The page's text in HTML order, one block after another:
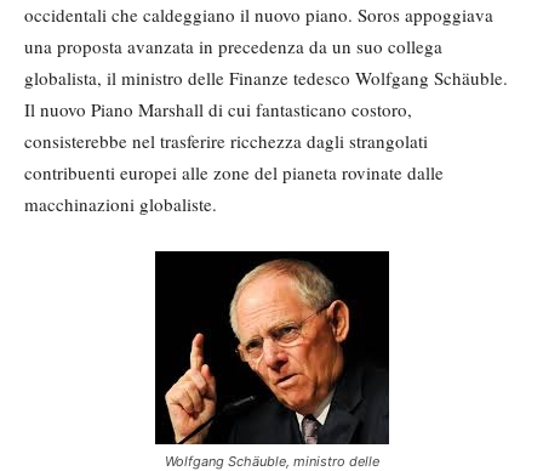
occidentali che caldeggiano il nuovo piano. Soros appoggiava
una proposta avanzata in precedenza da un suo collega
globalista, il ministro delle Finanze tedesco Wolfgang Schäuble.
Il nuovo Piano Marshall di cui fantasticano costoro,
consisterebbe nel trasferire ricchezza dagli strangolati
contribuenti europei alle zone del pianeta rovinate dalle
macchinazioni globaliste.
Wolfgang Schäuble, ministro delle